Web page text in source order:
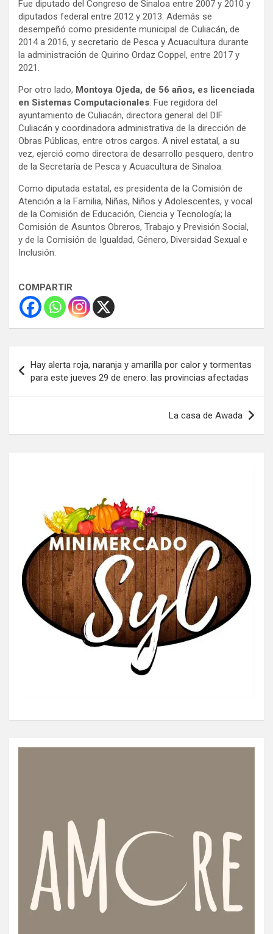
Fue diputado del Congreso de Sinaloa entre 2007 y 2010 y
diputados federal entre 2012 y 2013. Además se
desempeñó como presidente municipal de Culiacán, de
2014 a 2016, y secretario de Pesca y Acuacultura durante
la administración de Quirino Ordaz Coppel, entre 2017 y
2021.
Por otro lado, Montoya Ojeda, de 56 años, es licenciada
en Sistemas Computacionales. Fue regidora del
ayuntamiento de Culiacán, directora general del DIF
Culiacán y coordinadora administrativa de la dirección de
Obras Públicas, entre otros cargos. A nivel estatal, a su
vez, ejerció como directora de desarrollo pesquero, dentro
de la Secretaría de Pesca y Acuacultura de Sinaloa.
Como diputada estatal, es presidenta de la Comisión de
Atención a la Familia, Niñas, Niños y Adolescentes, y vocal
de la Comisión de Educación, Ciencia y Tecnología; la
Comisión de Asuntos Obreros, Trabajo y Previsión Social,
y de la Comisión de Igualdad, Género, Diversidad Sexual e
Inclusión.
COMPARTIR
de
entradas
Hay alerta roja, naranja y amarilla por calor y tormentas
para este jueves 29 de enero: las provincias afectadas
La casa de Awada